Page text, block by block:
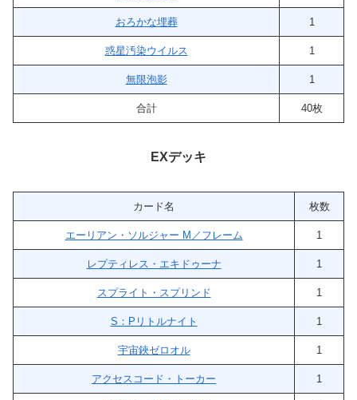
おろかな埋葬 1
惑星汚染ウイルス 1
無限泡影 1
合計 40枚
EXデッキ
カード名 枚数
エーリアン・ソルジャー M／フレーム 1
レプティレス・エキドゥーナ 1
スプライト・スプリンド 1
S：Pリトルナイト 1
宇宙鋏ゼロオル 1
アクセスコード・トーカー 1